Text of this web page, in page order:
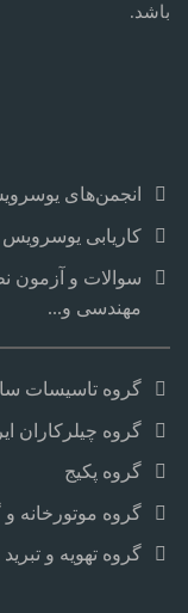
باشد.
انجمن‌های
کاریابی یوسرویس
سوالات و آزمون
مهندسی و...
گروه تاسیسات
گروه چیلرکاران
گروه پکیج
گروه موتورخانه
گروه تهویه و تبرید